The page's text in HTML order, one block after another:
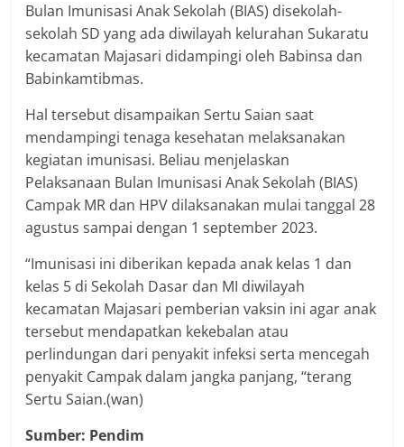
Bulan Imunisasi Anak Sekolah (BIAS) disekolah-
sekolah SD yang ada diwilayah kelurahan Sukaratu
kecamatan Majasari didampingi oleh Babinsa dan
Babinkamtibmas.
Hal tersebut disampaikan Sertu Saian saat
mendampingi tenaga kesehatan melaksanakan
kegiatan imunisasi. Beliau menjelaskan
Pelaksanaan Bulan Imunisasi Anak Sekolah (BIAS)
Campak MR dan HPV dilaksanakan mulai tanggal 28
agustus sampai dengan 1 september 2023.
“Imunisasi ini diberikan kepada anak kelas 1 dan
kelas 5 di Sekolah Dasar dan MI diwilayah
kecamatan Majasari pemberian vaksin ini agar anak
tersebut mendapatkan kekebalan atau
perlindungan dari penyakit infeksi serta mencegah
penyakit Campak dalam jangka panjang, “terang
Sertu Saian.(wan)
Sumber: Pendim